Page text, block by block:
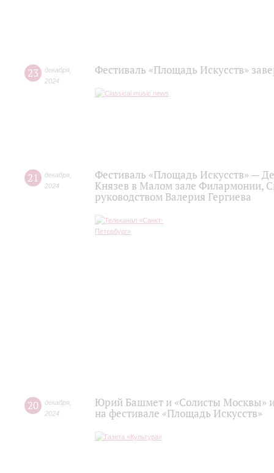
23 декабря
2024
Фестиваль «Площадь Искусств»
21 декабря
2024
Фестиваль «Площадь Искусств» —
Князев в Малом зале Филармонии,
руководством Валерия Гергиева
20 декабря
2024
Юрий Башмет и «Солисты Москвы»
на фестивале «Площадь Искусств»